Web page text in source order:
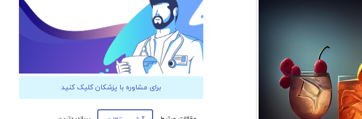
برای مشاوره با پزشکان کلیک کنید